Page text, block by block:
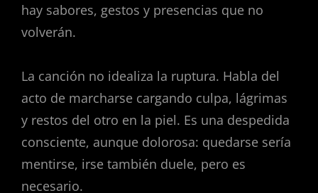
hay sabores, gestos y presencias que no
volverán.
La canción no idealiza la ruptura. Habla del
acto de marcharse cargando culpa, lágrimas
y restos del otro en la piel. Es una despedida
consciente, aunque dolorosa: quedarse sería
mentirse, irse también duele, pero es
necesario.